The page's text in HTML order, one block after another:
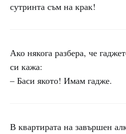
сутринта съм на крак!
Ако някога разбера, че
си кажа:
– Баси якото! Имам гадже.
В квартирата на завършен